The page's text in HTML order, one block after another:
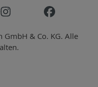
& Co. KG. Alle